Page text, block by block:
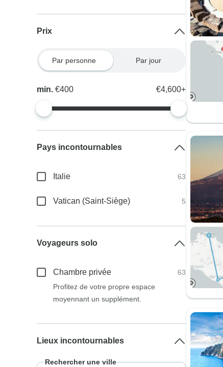
Prix
Par personne Par jour
min.€400 €4,600+
Pays incontournables
Italie 63
Vatican (Saint-Siège) 5
Voyageurs solo
Chambre privée
63
Profitez de votre propre espace
moyennant un supplément.
Lieux incontournables
Rechercher une ville